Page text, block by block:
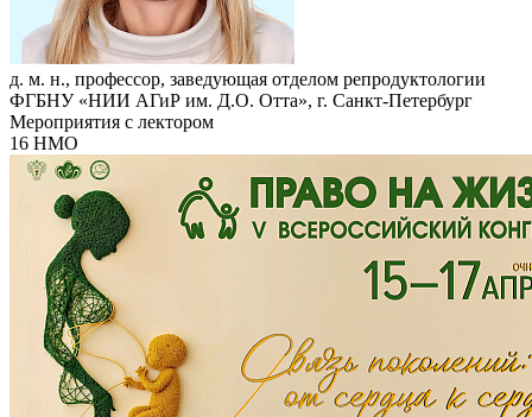
д. м. н., профессор, заведующая отделом репродуктологии
ФГБНУ «НИИ АГиР им. Д.О. Отта», г. Санкт-Петербург
Мероприятия с лектором
16 НМО